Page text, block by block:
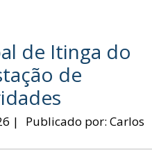
de Itinga do
de
| Publicado por:Carlos